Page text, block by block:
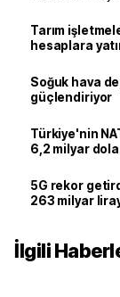
Tarım
hesaplara
Soğuk hava
güçlendiriyor
Türkiye'nin
6,2 milyar
5G rekor
263 milyar
İlgili